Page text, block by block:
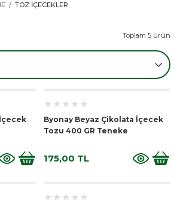
TOZ İÇECEKLER
Toplam 5 ürün
Byonay Beyaz Çikolata İçecek
Tozu 400 GR Teneke
175,00 TL